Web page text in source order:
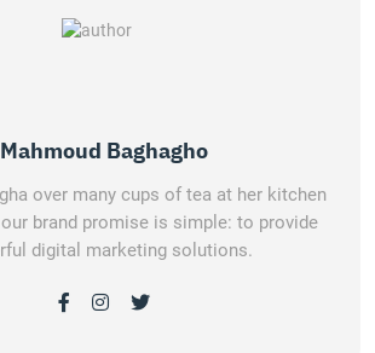
Mahmoud Baghagho
over many cups of tea at her kitchen
brand promise is simple: to provide
digital marketing solutions.